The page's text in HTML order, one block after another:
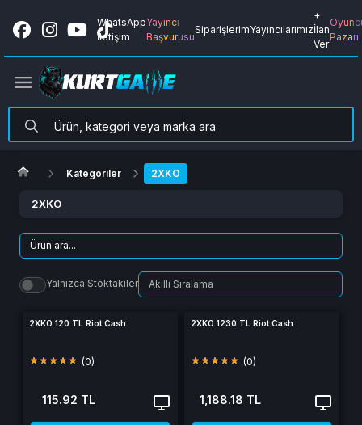
WhatsApp
İletişim
Yayıncı
Başvurusu
SiparişlerimYayıncılarımız
+
İlan
Ver
Pazarı
Kategoriler 2XKO
2XKO
Yalnızca Stoktakiler
2XKO 120 TL Riot Cash
(0)
115.92 TL
2XKO 1230 TL Riot Cash
(0)
1,188.18 TL